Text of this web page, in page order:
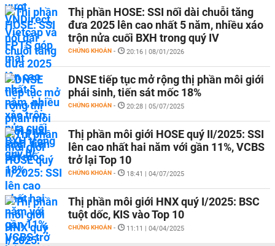
Thị phần HOSE: SSI nối dài chuỗi tăng
đưa 2025 lên cao nhất 5 năm, nhiều xáo
trộn nửa cuối BXH trong quý IV
CHỨNG KHOÁN - 20:16 | 08/01/2026
DNSE tiếp tục mở rộng thị phần môi giới
phái sinh, tiến sát mốc 18%
CHỨNG KHOÁN - 20:28 | 05/07/2025
Thị phần môi giới HOSE quý II/2025: SSI
lên cao nhất hai năm với gần 11%, VCBS
trở lại Top 10
CHỨNG KHOÁN - 18:41 | 04/07/2025
Thị phần môi giới HNX quý I/2025: BSC
tuột dốc, KIS vào Top 10
CHỨNG KHOÁN - 11:11 | 04/04/2025